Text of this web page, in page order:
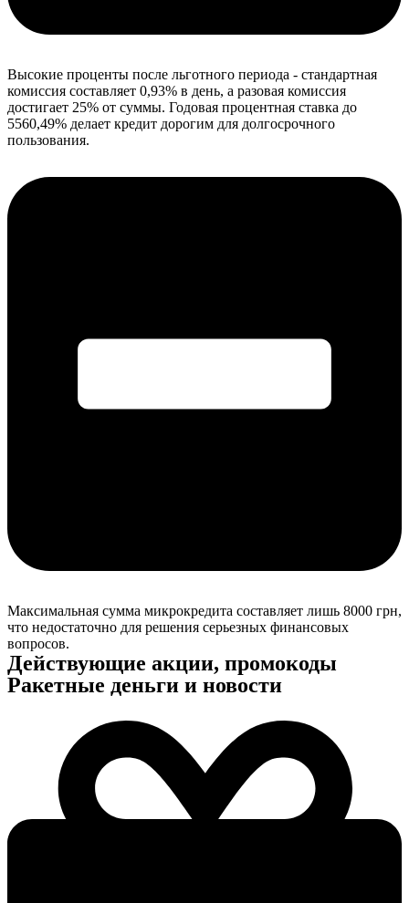
Высокие проценты после льготного периода - стандартная
комиссия составляет 0,93% в день, а разовая комиссия
достигает 25% от суммы. Годовая процентная ставка до
5560,49% делает кредит дорогим для долгосрочного
пользования.
Максимальная сумма микрокредита составляет лишь 8000 грн,
что недостаточно для решения серьезных финансовых
вопросов.
Действующие акции, промокоды
Ракетные деньги и новости